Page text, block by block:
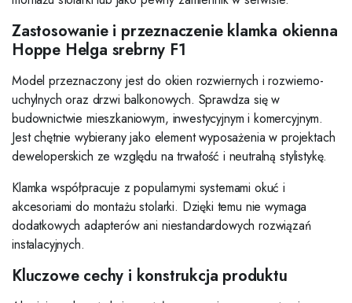
Zastosowanie i przeznaczenie klamka okienna
Hoppe Helga srebrny F1
Model przeznaczony jest do okien rozwiernych i rozwierno-
uchylnych oraz drzwi balkonowych. Sprawdza się w
budownictwie mieszkaniowym, inwestycyjnym i komercyjnym.
Jest chętnie wybierany jako element wyposażenia w projektach
deweloperskich ze względu na trwałość i neutralną stylistykę.
Klamka współpracuje z popularnymi systemami okuć i
akcesoriami do montażu stolarki. Dzięki temu nie wymaga
dodatkowych adapterów ani niestandardowych rozwiązań
instalacyjnych.
Kluczowe cechy i konstrukcja produktu